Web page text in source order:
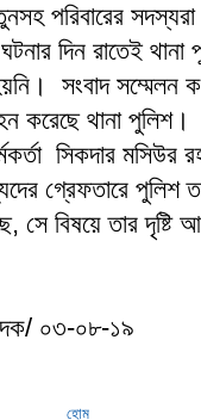
পরিবারের
দিন রাতেই
সংবাদ
করেছে থানা পুলিশ।
সিকদার মসিউর
গ্রেফতারে পুলিশ
সে বিষয়ে তার দৃষ্টি
০৩-০৮-১৯
হোম